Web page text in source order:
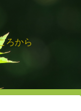
ろから